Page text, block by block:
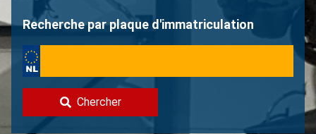
À propos de nous
Contacter
Vendre une Volvo?
Recherche par plaque d'immatriculation
Chercher